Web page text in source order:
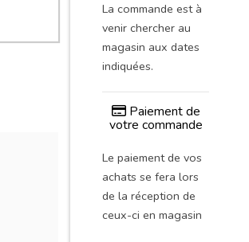
La commande est à
venir chercher au
magasin aux dates
indiquées.
Paiement de
votre commande
Le paiement de vos
achats se fera lors
de la réception de
ceux-ci en magasin